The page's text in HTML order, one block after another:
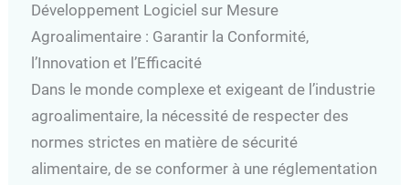
Développement Logiciel sur Mesure
Agroalimentaire : Garantir la Conformité,
l’Innovation et l’Efficacité
Dans le monde complexe et exigeant de l’industrie
agroalimentaire, la nécessité de respecter des
normes strictes en matière de sécurité
alimentaire, de se conformer à une réglementation